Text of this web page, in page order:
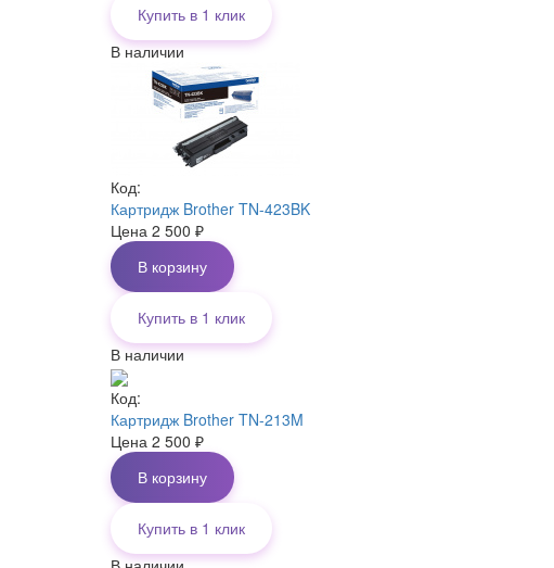
Купить в 1 клик
В наличии
Код:
Картридж Brother TN-423BK
Цена 2 500 ₽
В корзину
Купить в 1 клик
В наличии
Код:
Картридж Brother TN-213M
Цена 2 500 ₽
В корзину
Купить в 1 клик